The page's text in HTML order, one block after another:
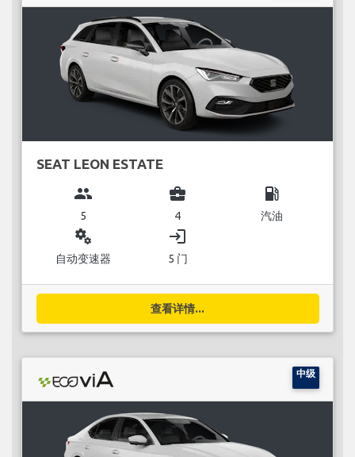
SEAT LEON ESTATE
group
5
business_center
4
local_gas_station
汽油
miscellaneous_services
自动变速器
login
5 门
查看详情...
中级